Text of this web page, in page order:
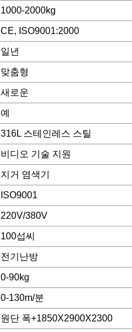
1000-2000kg
CE, ISO9001:2000
일년
맞춤형
새로운
예
316L 스테인레스 스틸
비디오 기술 지원
지거 염색기
ISO9001
220V/380V
100섭씨
전기난방
0-90kg
0-130m/분
원단 폭+1850X2900X2300